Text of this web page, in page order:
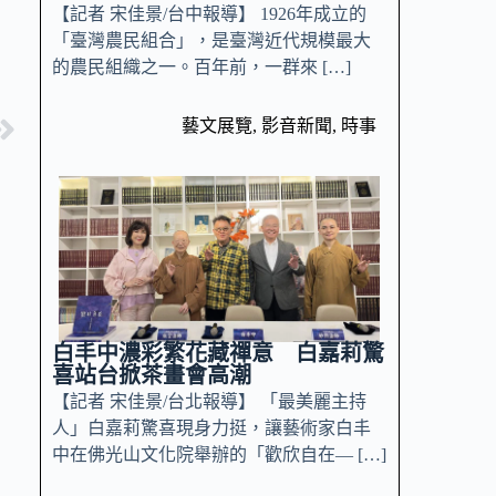
【記者 宋佳景/台中報導】 1926年成立的
「臺灣農民組合」，是臺灣近代規模最大
的農民組織之一。百年前，一群來 […]
藝文展覽, 影音新聞, 時事
白丰中濃彩繁花藏禪意 白嘉莉驚
喜站台掀茶畫會高潮
【記者 宋佳景/台北報導】 「最美麗主持
人」白嘉莉驚喜現身力挺，讓藝術家白丰
中在佛光山文化院舉辦的「歡欣自在— […]